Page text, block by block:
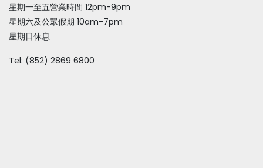
星期一至五營業時間 12pm-9pm
星期六及公眾假期 10am-7pm
星期日休息
Tel: (852) 2869 6800